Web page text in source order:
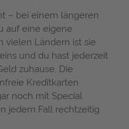
– bei einem längeren
auf eine eigene
vielen Ländern ist sie
und du hast jederzeit
zuhause. Die
Kreditkarten
noch mit Special
jedem Fall rechtzeitig